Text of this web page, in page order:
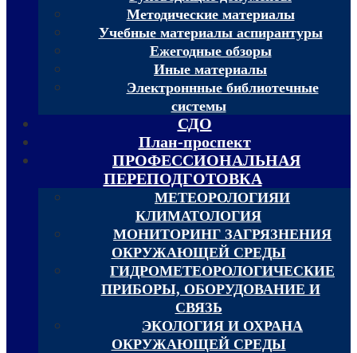
Методические материалы
Учебные материалы аспирантуры
Ежегодные обзоры
Иные материалы
Электроннные библиотечные
системы
СДО
План-проспект
ПРОФЕССИОНАЛЬНАЯ
ПЕРЕПОДГОТОВКА
МЕТЕОРОЛОГИЯИ
КЛИМАТОЛОГИЯ
МОНИТОРИНГ ЗАГРЯЗНЕНИЯ
ОКРУЖАЮЩЕЙ СРЕДЫ
ГИДРОМЕТЕОРОЛОГИЧЕСКИЕ
ПРИБОРЫ, ОБОРУДОВАНИЕ И
СВЯЗЬ
ЭКОЛОГИЯ И ОХРАНА
ОКРУЖАЮЩЕЙ СРЕДЫ